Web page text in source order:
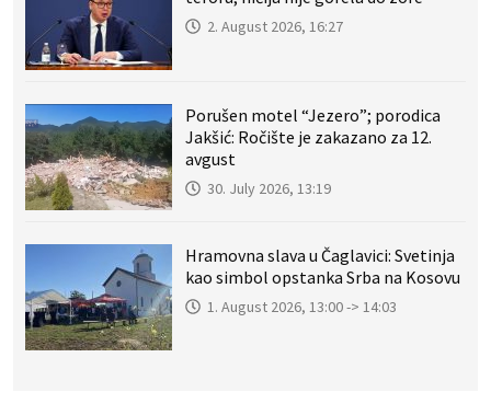
2. August 2026, 16:27
Porušen motel “Jezero”; porodica
Jakšić: Ročište je zakazano za 12.
avgust
30. July 2026, 13:19
Hramovna slava u Čaglavici: Svetinja
kao simbol opstanka Srba na Kosovu
1. August 2026, 13:00 -> 14:03